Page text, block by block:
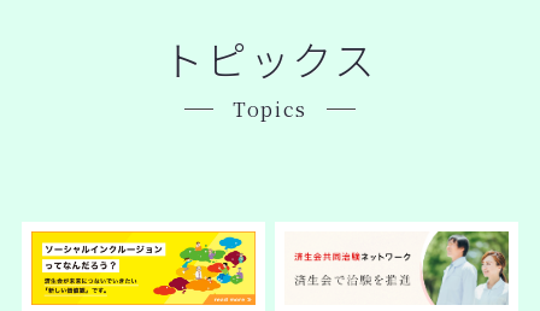
トピックス
Topics